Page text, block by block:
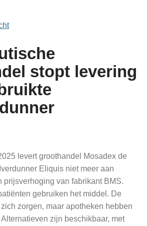
stopt levering
levert groothandel Mosadex de
Eliquis niet meer aan
prijsverhoging van fabrikant BMS.
gebruiken het middel. De
zorgen, maar apotheken hebben
zijn beschikbaar, met